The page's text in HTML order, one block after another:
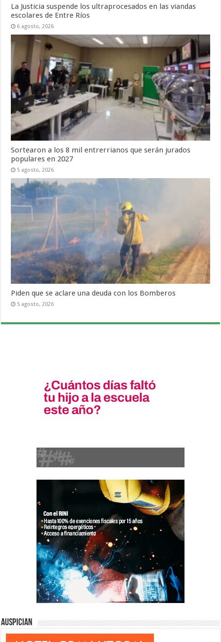
La Justicia suspende los ultraprocesados en las viandas
escolares de Entre Ríos
6 agosto, 2026
Sortearon a los 8 mil entrerrianos que serán jurados
populares en 2027
5 agosto, 2026
Piden que se aclare una deuda con los Bomberos
5 agosto, 2026
Auspician